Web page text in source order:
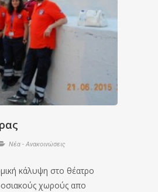
Νέα - Ανακοινώσεις
κάλυψη στο θέατρο
χωρούς απο